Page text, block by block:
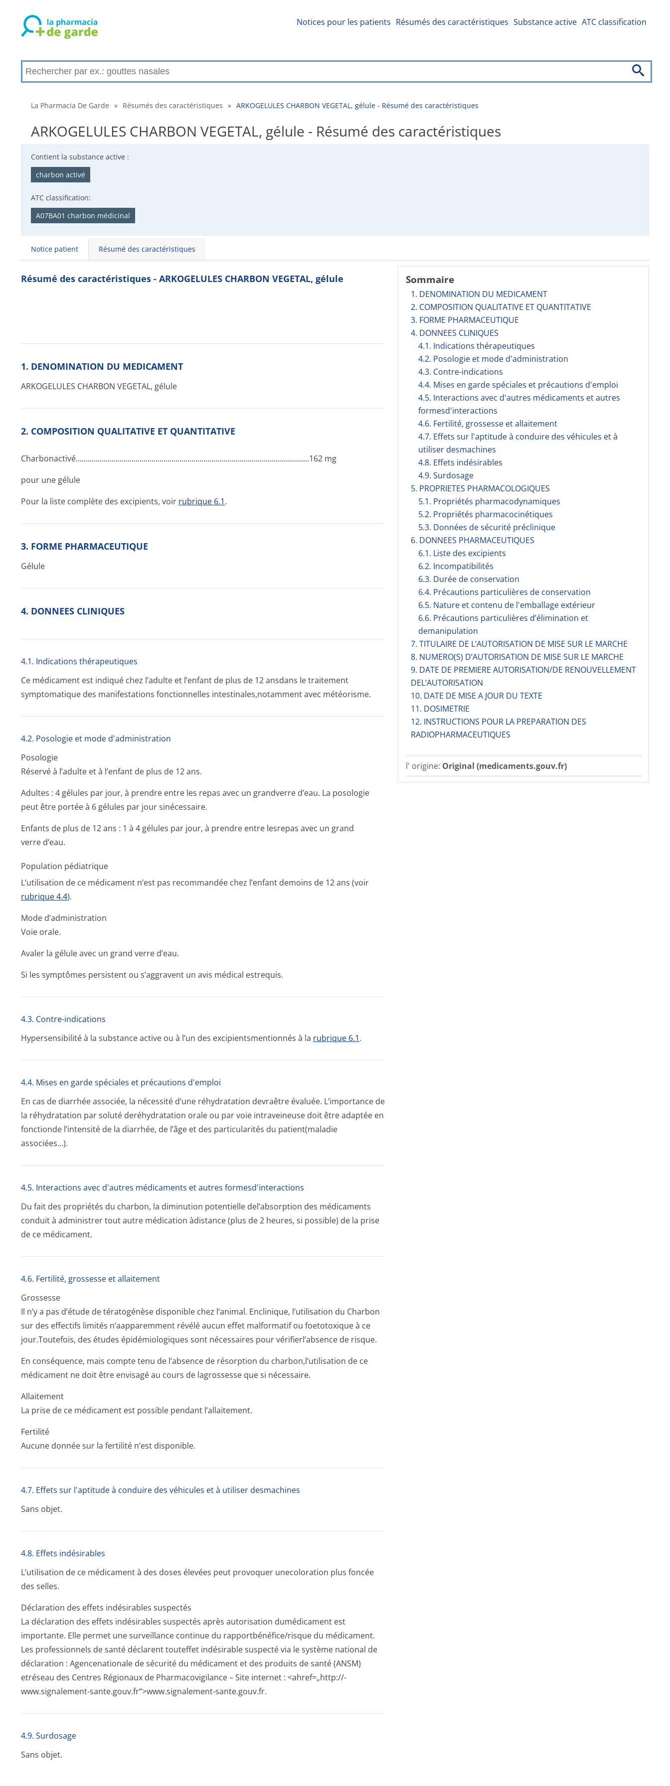
Notices pour les patients Résumés des caractéristiques Substance active ATC classification
La Pharmacia De Garde » Résumés des caractéristiques » ARKOGELULES CHARBON VEGETAL, gélule - Résumé des caractéristiques
ARKOGELULES CHARBON VEGETAL, gélule - Résumé des caractéristiques
Contient la substance active :
charbon activé
ATC classification:
A07BA01 charbon médicinal
Notice patient Résumé des caractéristiques
Sommaire
1. DENOMINATION DU MEDICAMENT
2. COMPOSITION QUALITATIVE ET QUANTITATIVE
3. FORME PHARMACEUTIQUE
4. DONNEES CLINIQUES
4.1. Indications thérapeutiques
4.2. Posologie et mode d'administration
4.3. Contre-indications
4.4. Mises en garde spéciales et précautions d'emploi
4.5. Interactions avec d'autres médicaments et autres
formesd'interactions
4.6. Fertilité, grossesse et allaitement
4.7. Effets sur l'aptitude à conduire des véhicules et à
utiliser desmachines
4.8. Effets indésirables
4.9. Surdosage
5. PROPRIETES PHARMACOLOGIQUES
5.1. Propriétés pharmacodynami­ques
5.2. Propriétés pharmacocinéti­ques
5.3. Données de sécurité préclinique
6. DONNEES PHARMACEUTIQUES
6.1. Liste des excipients
6.2. Incompati­bilités
6.3. Durée de conservation
6.4. Précautions particulières de conservation
6.5. Nature et contenu de l'emballage extérieur
6.6. Précautions particulières d’élimination et
demanipulation
7. TITULAIRE DE L’AUTORISATION DE MISE SUR LE MARCHE
8. NUMERO(S) D’AUTORISATION DE MISE SUR LE MARCHE
9. DATE DE PREMIERE AUTORISATION/DE RENOUVELLEMENT
DEL’AUTORISATION
10. DATE DE MISE A JOUR DU TEXTE
11. DOSIMETRIE
12. INSTRUCTIONS POUR LA PREPARATION DES
RADIOPHARMACE­UTIQUES
l' origine: Original (medicaments.gouv.fr)
Résumé des caractéristiques - ARKOGELULES CHARBON VEGETAL, gélule
1. DENOMINATION DU MEDICAMENT
ARKOGELULES CHARBON VEGETAL, gélule
2. COMPOSITION QUALITATIVE ET QUANTITATIVE
Charbonactivé­.............­.............­.............­.............­.............­.............­.............­.............­.............162 mg
pour une gélule
Pour la liste complète des excipients, voir rubrique 6.1.
3. FORME PHARMACEUTIQUE
Gélule
4. DONNEES CLINIQUES
4.1. Indications thérapeutiques
Ce médicament est indiqué chez l’adulte et l’enfant de plus de 12 ansdans le traitement
symptomatique des manifestations fonctionnelles intestinales,no­tamment avec météorisme.
4.2. Posologie et mode d'administration
Posologie
Réservé à l’adulte et à l’enfant de plus de 12 ans.
Adultes : 4 gélules par jour, à prendre entre les repas avec un grandverre d’eau. La posologie
peut être portée à 6 gélules par jour sinécessaire.
Enfants de plus de 12 ans : 1 à 4 gélules par jour, à prendre entre lesrepas avec un grand
verre d’eau.
Population pédiatrique
L’utilisation de ce médicament n’est pas recommandée chez l’enfant demoins de 12 ans (voir
rubrique 4.4).
Mode d’administration
Voie orale.
Avaler la gélule avec un grand verre d’eau.
Si les symptômes persistent ou s’aggravent un avis médical estrequis.
4.3. Contre-indications
Hypersensibilité à la substance active ou à l’un des excipientsmen­tionnés à la rubrique 6.1.
4.4. Mises en garde spéciales et précautions d'emploi
En cas de diarrhée associée, la nécessité d’une réhydratation devraêtre évaluée. L’importance de
la réhydratation par soluté deréhydratation orale ou par voie intraveineuse doit être adaptée en
fonctionde l’intensité de la diarrhée, de l’âge et des particularités du patient(maladie
associées…).
4.5. Interactions avec d'autres médicaments et autres formesd'interactions
Du fait des propriétés du charbon, la diminution potentielle del’absorption des médicaments
conduit à administrer tout autre médication àdistance (plus de 2 heures, si possible) de la prise
de ce médicament.
4.6. Fertilité, grossesse et allaitement
Grossesse
Il n’y a pas d’étude de tératogénèse disponible chez l’animal. Enclinique, l’utilisation du Charbon
sur des effectifs limités n’aapparemment révélé aucun effet malformatif ou foetotoxique à ce
jour.Toutefois, des études épidémiologiques sont nécessaires pour vérifierl’absence de risque.
En conséquence, mais compte tenu de l’absence de résorption du charbon,l’uti­lisation de ce
médicament ne doit être envisagé au cours de lagrossesse que si nécessaire.
Allaitement
La prise de ce médicament est possible pendant l’allaitement.
Fertilité
Aucune donnée sur la fertilité n’est disponible.
4.7. Effets sur l'aptitude à conduire des véhicules et à utiliser desmachines
Sans objet.
4.8. Effets indésirables
L’utilisation de ce médicament à des doses élevées peut provoquer unecoloration plus foncée
des selles.
Déclaration des effets indésirables suspectés
La déclaration des effets indésirables suspectés après autorisation dumédicament est
importante. Elle permet une surveillance continue du rapportbénéfi­ce/risque du médicament.
Les professionnels de santé déclarent touteffet indésirable suspecté via le système national de
déclaration : Agencenationale de sécurité du médicament et des produits de santé (ANSM)
etréseau des Centres Régionaux de Pharmacovigilance – Site internet : <ahref=„http://­
www.signalement-sante.gouv.fr“>www­.signalement-sante.gouv.fr.
4.9. Surdosage
Sans objet.